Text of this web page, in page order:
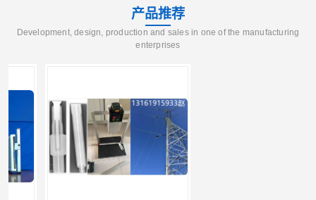
产品推荐
Development, design, production and sales in one of the manufacturing
enterprises